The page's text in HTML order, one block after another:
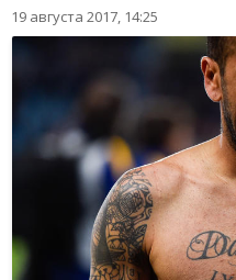
19 августа 2017, 14:25